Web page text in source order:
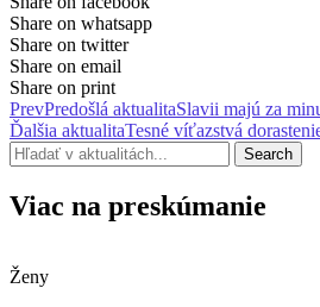
Share on whatsapp
Share on twitter
Share on email
Share on print
PrevPredošlá aktualitaSlavii majú za
Ďalšia aktualitaTesné víťazstvá
Search
Viac na preskúmanie
Ženy